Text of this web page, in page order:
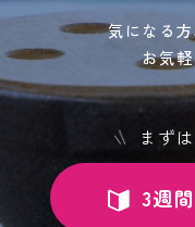
気になる
お気軽
まず
3週